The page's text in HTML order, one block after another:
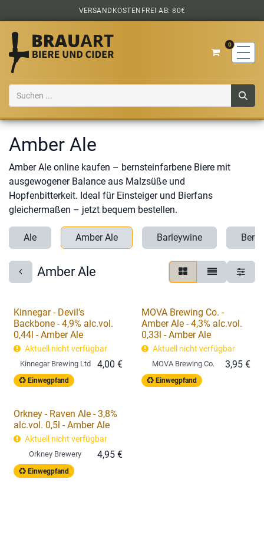
Zum Inhalt springenVERSANDKOSTENFREI AB: 80€
0
Amber Ale
Amber Ale online kaufen – bernsteinfarbene Biere mit
ausgewogener Balance aus Malzsüße und
Hopfenbitterkeit. Ideal für Einsteiger und Bierfans
gleichermaßen – jetzt bequem bestellen.
Ale Amber Ale Barleywine
Amber Ale
Kinnegar - Devil's
Backbone - 4,9% alc.vol.
0,44l - Amber Ale
Aktuell nicht verfügbar
Kinnegar Brewing Ltd 4,00 €
Einwegpfand
MOVA Brewing Co. -
Amber Ale - 4,3% alc.vol.
0,33l - Amber Ale
Aktuell nicht verfügbar
MOVA Brewing Co. 3,95€
Einwegpfand
Orkney - Raven Ale - 3,8%
alc.vol. 0,5l - Amber Ale
Aktuell nicht verfügbar
Orkney Brewery 4,95€
Einwegpfand